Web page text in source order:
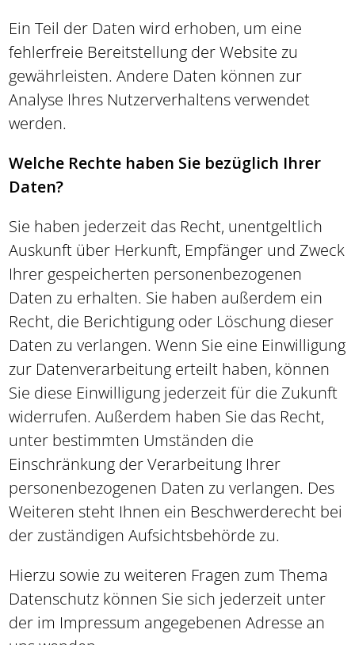
Ein Teil der Daten wird erhoben, um eine
fehlerfreie Bereitstellung der Website zu
gewährleisten. Andere Daten können zur
Analyse Ihres Nutzerverhaltens verwendet
werden.
Welche Rechte haben Sie bezüglich Ihrer
Daten?
Sie haben jederzeit das Recht, unentgeltlich
Auskunft über Herkunft, Empfänger und Zweck
Ihrer gespeicherten personenbezogenen
Daten zu erhalten. Sie haben außerdem ein
Recht, die Berichtigung oder Löschung dieser
Daten zu verlangen. Wenn Sie eine Einwilligung
zur Datenverarbeitung erteilt haben, können
Sie diese Einwilligung jederzeit für die Zukunft
widerrufen. Außerdem haben Sie das Recht,
unter bestimmten Umständen die
Einschränkung der Verarbeitung Ihrer
personenbezogenen Daten zu verlangen. Des
Weiteren steht Ihnen ein Beschwerderecht bei
der zuständigen Aufsichtsbehörde zu.
Hierzu sowie zu weiteren Fragen zum Thema
Datenschutz können Sie sich jederzeit unter
der im Impressum angegebenen Adresse an